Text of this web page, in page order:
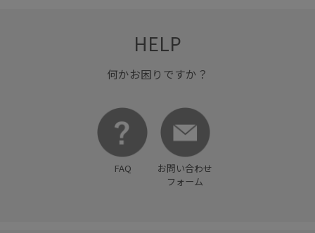
HELP
何かお困りですか？
FAQ
お問い合わせ
フォーム